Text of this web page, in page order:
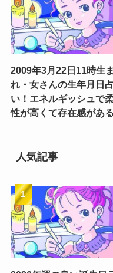
2009年3月22日11時生ま
れ・女さんの生年月日占
い！エネルギッシュで
性が高くて存在感がある
人気記事